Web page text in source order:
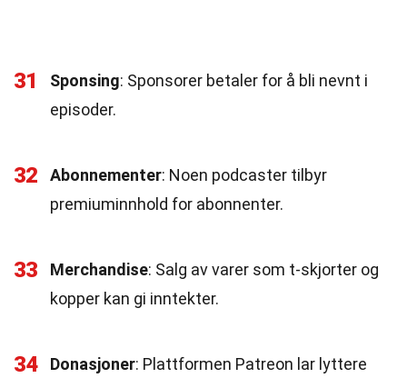
31 Sponsing: Sponsorer betaler for å bli nevnt i
episoder.
32 Abonnementer: Noen podcaster tilbyr
premiuminnhold for abonnenter.
33 Merchandise: Salg av varer som t-skjorter og
kopper kan gi inntekter.
34 Donasjoner: Plattformen Patreon lar lyttere